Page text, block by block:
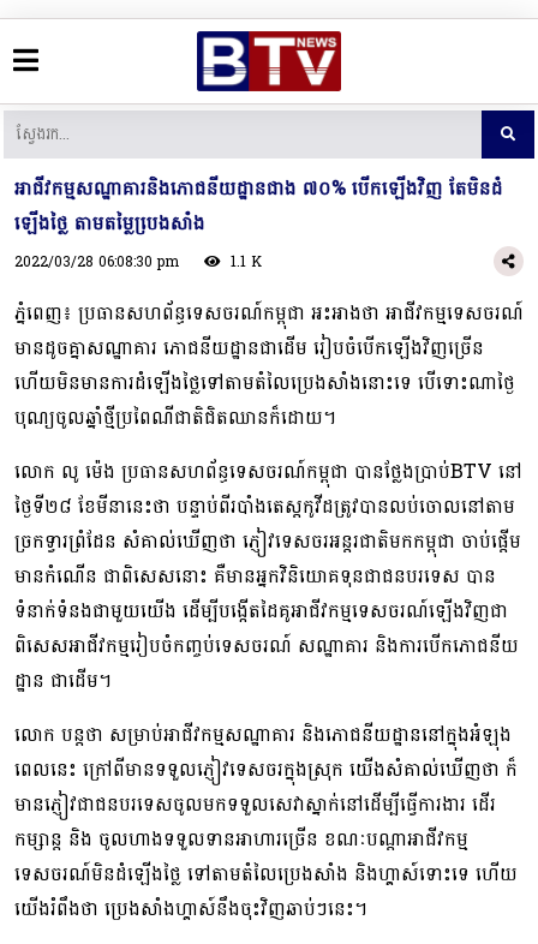
អាជីវកម្មសណ្ឋាគារនិងភោជនីយដ្ឋានជាង ៧០% បើកឡើងវិញ តែមិនដំ
ឡើងថ្លៃ តាមតម្លៃបេ្រងសាំង
2022/03/28 06:08:30 pm 1.1 K
ភ្នំពេញ៖ ប្រធានសហព័ន្ធទេសចរណ៍កម្ពុជា អះអាងថា អាជីវកម្មទេសចរណ៍
មានដូចគ្នាសណ្ឋាគារ ភោជនីយដ្ឋានជាដើម រៀបចំបើកឡើងវិញច្រើន
ហើយមិនមានការដំឡើងថ្លៃទៅតាមតំលៃប្រេងសាំងនោះទេ បើទោះណាថ្ងៃ
បុណ្យចូលឆ្នាំថ្មីប្រពៃណីជាតិជិតឈានក៏ដោយ។
លោក លូ ម៉េង ប្រធានសហព័ន្ធទេសចរណ៍កម្ពុជា បានថ្លែងប្រាប់BTV នៅ
ថ្ងៃទី២៨ ខែមីនានេះថា បន្ទាប់ពីរបាំងតេស្តកូវីដត្រូវបានលប់ចោលនៅតាម
ច្រកទ្វារព្រំដែន សំគាល់ឃើញថា ភ្ញៀវទេសចរ​អន្តរជាតិមកកម្ពុជា ចាប់ផ្តើម
មានកំណើន ជាពិសេសនោះ គឺមានអ្នកវិនិយោគទុន​ជាជនបរទេស បាន
ទំនាក់ទំនងជាមួយយើង ដើម្បីបង្កើតដៃគូ​អាជីវកម្ម​ទេសចរណ៍​ឡើងវិញ​ជា
ពិសេសអាជីវកម្ម​រៀប​ចំ​កញ្ចប់ទេសចរណ៍ ​សណ្ឋាគារ ​និង​ការ​បើក​ភោជនីយ
ដ្ឋាន ជាដើម។
លោក បន្តថា សម្រាប់អាជីវកម្មសណ្ឋាគារ ​និង​ភោជនីយដ្ឋាន​នៅក្នុងអំឡុង
ពេលនេះ ក្រៅពីមាន​ទទួលភ្ញៀវទេសចរក្នុងស្រុក ​យើងសំគាល់ឃើញថា ក៏
មានភ្ញៀវជាជនបរទេសចូលមកទទួល​សេវាស្នាក់​នៅដើម្បីធ្វើការងារ ដើរ
កម្សាន្ត និង​ ចូលហាងទទួលទានអាហារច្រើន ខណៈបណ្តា​អាជីវកម្ម​
ទេសចរណ៍មិនដំឡើងថ្លៃ ​ទៅតាមតំលៃប្រេងសាំង ​និង​ហ្គាស៍​ទោះទេ ​ហើយ
យើងរំពឹងថា ប្រេងសាំងហ្គាស៍​នឹងចុះវិញឆាប់ៗនេះ។